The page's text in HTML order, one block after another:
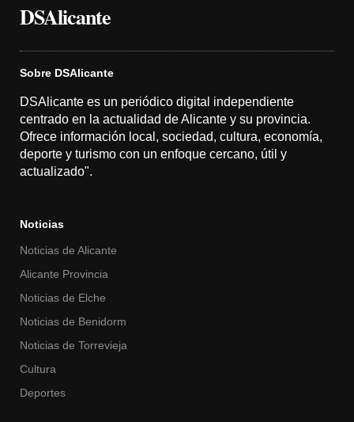
DSAlicante
Sobre DSAlicante
DSAlicante es un periódico digital independiente
centrado en la actualidad de Alicante y su provincia.
Ofrece información local, sociedad, cultura, economía,
deporte y turismo con un enfoque cercano, útil y
actualizado".
Noticias
Noticias de Alicante
Alicante Provincia
Noticias de Elche
Noticias de Benidorm
Noticias de Torrevieja
Cultura
Deportes